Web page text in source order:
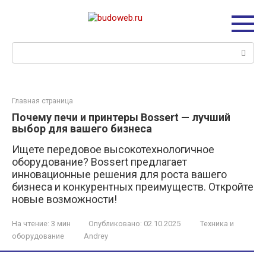
Главная страница
Почему печи и принтеры Bossert — лучший
выбор для вашего бизнеса
Ищете передовое высокотехнологичное
оборудование? Bossert предлагает
инновационные решения для роста вашего
бизнеса и конкурентных преимуществ. Откройте
новые возможности!
На чтение: 3 мин Опубликовано: 02.10.2025
Техника и
оборудование
Andrey